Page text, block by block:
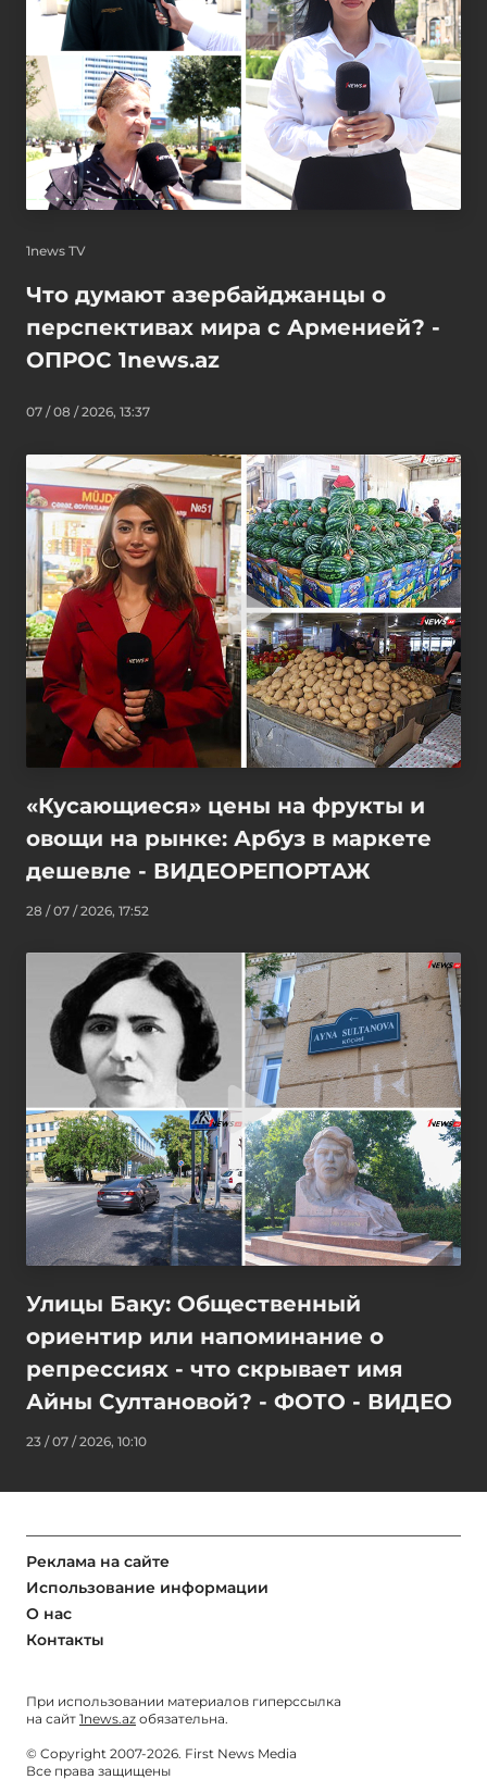
1news TV
Что думают азербайджанцы о
перспективах мира с Арменией? -
ОПРОС 1news.az
07 / 08 / 2026, 13:37
«Кусающиеся» цены на фрукты и
овощи на рынке: Арбуз в маркете
дешевле - ВИДЕОРЕПОРТАЖ
28 / 07 / 2026, 17:52
Улицы Баку: Общественный
ориентир или напоминание о
репрессиях - что скрывает имя
Айны Султановой? - ФОТО - ВИДЕО
23 / 07 / 2026, 10:10
Реклама на сайте
Использование информации
О нас
Контакты
При использовании материалов гиперссылка
на сайт 1news.az обязательна.
© Copyright 2007-2026. First News Media
Все права защищены